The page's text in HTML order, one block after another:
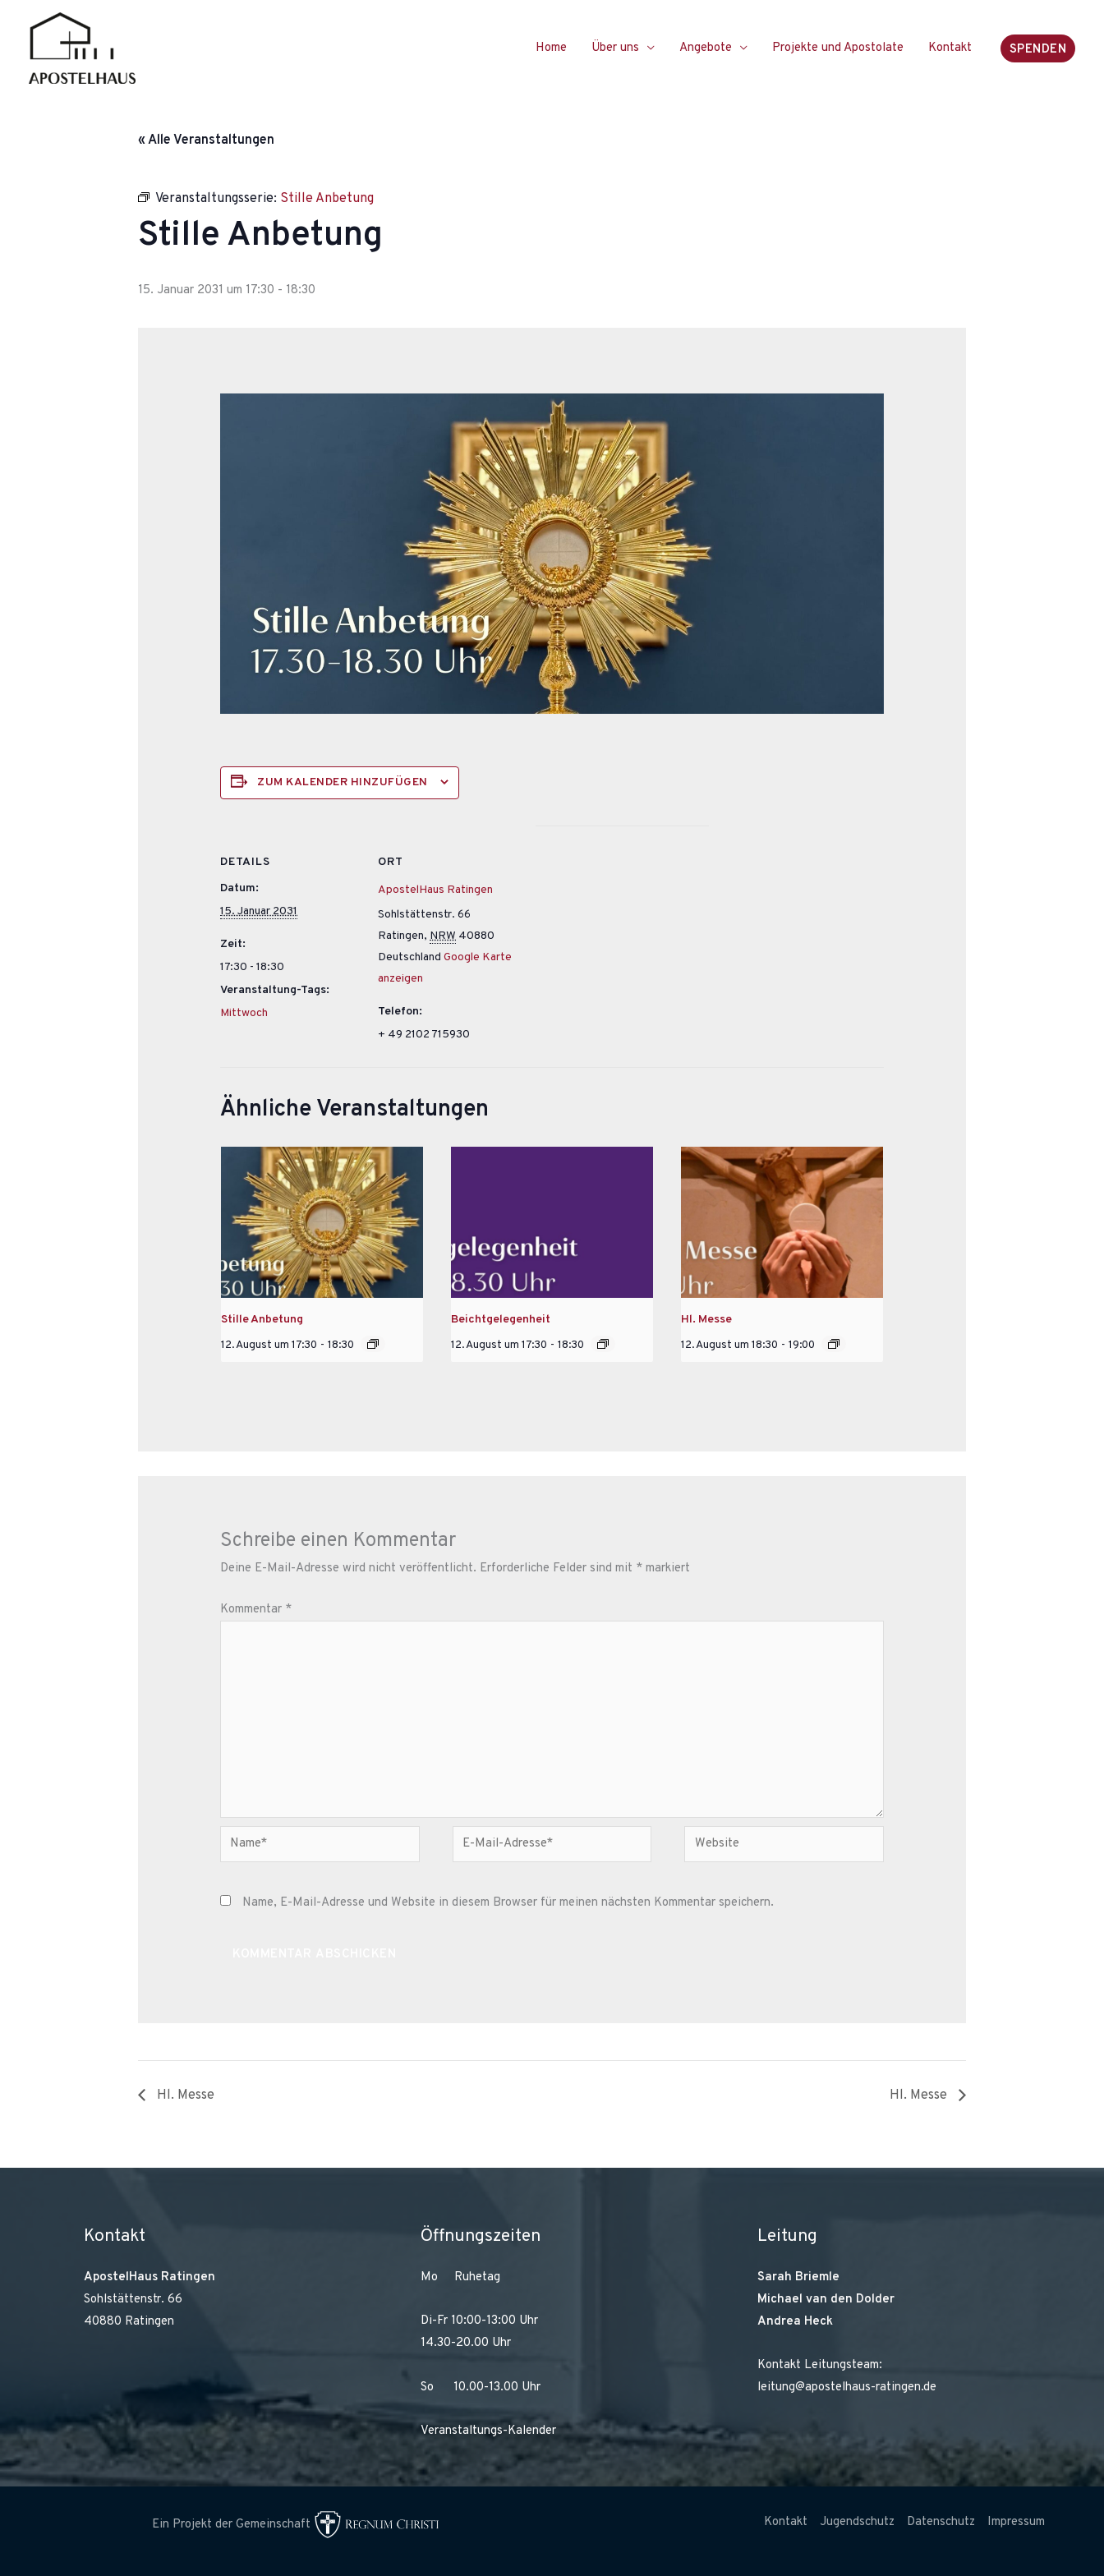
Inhalt
springen
Home Über uns Angebote Projekte und Apostolate Kontakt SPENDEN
« Alle Veranstaltungen
Veranstaltungsserie: Stille Anbetung
Stille Anbetung
15. Januar 2031 um 17:30 - 18:30
ZUM KALENDER HINZUFÜGEN
DETAILS
Datum:
15. Januar 2031
Zeit:
17:30 - 18:30
Veranstaltung-Tags:
Mittwoch
ORT
ApostelHaus Ratingen
Sohlstättenstr. 66
Ratingen, NRW 40880
Deutschland Google Karte
anzeigen
Telefon:
+ 49 2102 715930
Ähnliche Veranstaltungen
Stille Anbetung
12. August um 17:30 - 18:30
Beichtgelegenheit
12. August um 17:30 - 18:30
Hl. Messe
12. August um 18:30 - 19:00
Schreibe einen Kommentar
Deine E-Mail-Adresse wird nicht veröffentlicht. Erforderliche Felder sind mit * markiert
Kommentar *
Name*
E-
Mail-
Website
Name, E-Mail-Adresse und Website in diesem Browser für meinen nächsten Kommentar speichern.
Hl. Messe Hl. Messe
Kontakt
ApostelHaus Ratingen
Sohlstättenstr. 66
40880 Ratingen
Öffnungszeiten
Mo Ruhetag
Di-Fr 10:00-13:00 Uhr
14.30-20.00 Uhr
So 10.00-13.00 Uhr
Veranstaltungs-Kalender
Leitung
Sarah Briemle
Michael van den Dolder
Andrea Heck
Kontakt Leitungsteam:
leitung@apostelhaus-ratingen.de
Ein Projekt der Gemeinschaft Kontakt Jugendschutz Datenschutz Impressum